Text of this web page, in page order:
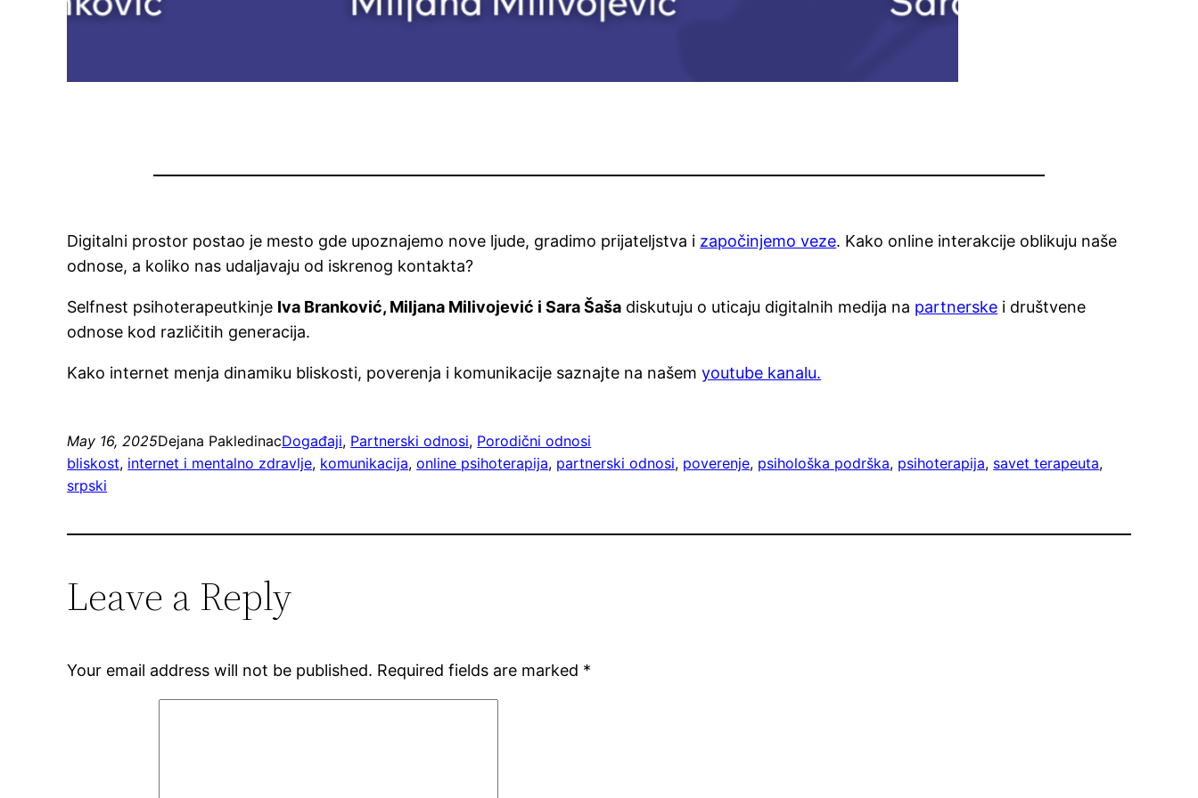
Digitalni prostor postao je mesto gde upoznajemo nove ljude, gradimo prijateljstva i započinjemo veze. Kako online interakcije oblikuju naše
odnose, a koliko nas udaljavaju od iskrenog kontakta?
Selfnest psihoterapeutkinje Iva Branković, Miljana Milivojević i Sara Šaša diskutuju o uticaju digitalnih medija na partnerske i društvene
odnose kod različitih generacija.
Kako internet menja dinamiku bliskosti, poverenja i komunikacije saznajte na našemyoutube kanalu.
May 16, 2025Dejana PakledinacDogađaji, Partnerski odnosi, Porodični odnosi
bliskost, internet i mentalno zdravlje, komunikacija, online psihoterapija, partnerski odnosi, poverenje, psihološka podrška, psihoterapija, savet terapeuta
srpski
Leave a Reply
Your email address will not be published. Required fields are marked *